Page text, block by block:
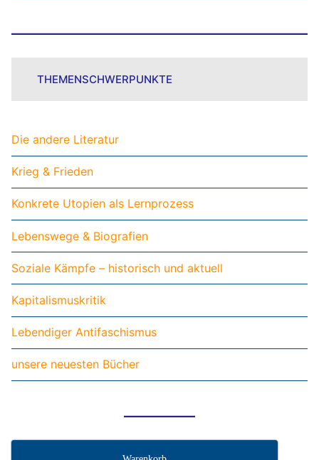
THEMENSCHWERPUNKTE
Die andere Literatur
Krieg & Frieden
Konkrete Utopien als Lernprozess
Lebenswege & Biografien
Soziale Kämpfe – historisch und aktuell
Kapitalismuskritik
Lebendiger Antifaschismus
unsere neuesten Bücher